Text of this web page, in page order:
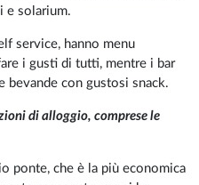
e solarium.
service, hanno menu
i gusti di tutti, mentre i bar
bevande con gustosi snack.
di alloggio, comprese le
ponte, che è la più economica